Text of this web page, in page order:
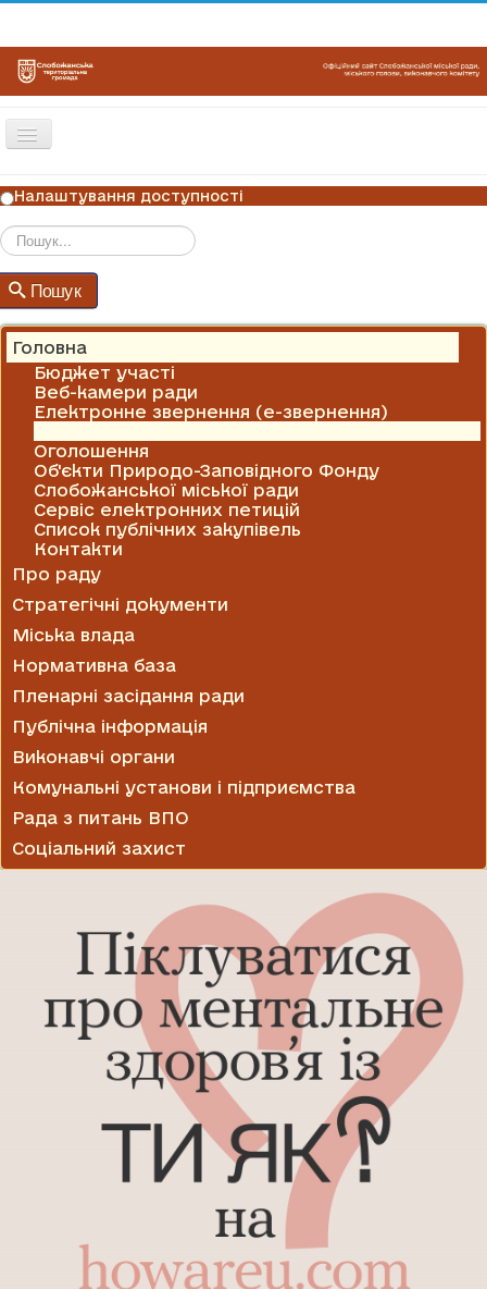
Перемикач
ГОЛОВНА
НОВИНИ
ОГОЛОШЕННЯ
ГРАФІКИ ПРИЙОМУ
КОНТАКТИ
Налаштування доступності
Пошук
Головна
Бюджет участі
Веб-камери ради
Електронне звернення (е-звернення)
Оголошення
Об'єкти Природо-Заповідного Фонду
Слобожанської міської ради
Сервіс електронних петицій
Список публічних закупівель
Контакти
Про раду
Стратегічні документи
Міська влада
Нормативна база
Пленарні засідання ради
Публічна інформація
Виконавчі органи
Комунальні установи і підприємства
Рада з питань ВПО
Соціальний захист